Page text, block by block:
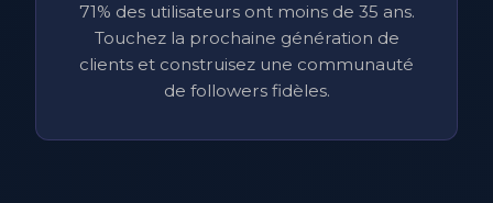
71% des utilisateurs ont moins de 35 ans.
Touchez la prochaine génération de
clients et construisez une communauté
de followers fidèles.